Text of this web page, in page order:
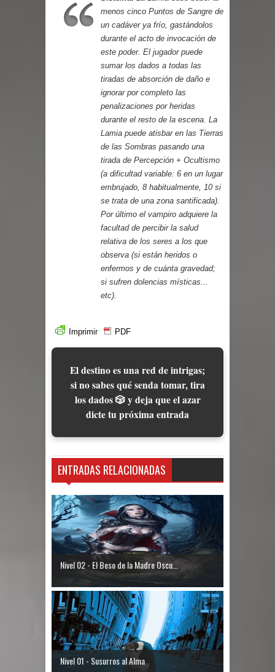
Parte 03: Reflexiones
menos cinco Puntos de Sangre de
un cadáver ya frío, gastándolos
durante el acto de invocación de
este poder. El jugador puede
sumar los dados a todas las
tiradas de absorción de daño e
ignorar por completo las
penalizaciones por heridas
durante el resto de la escena. La
Lamia puede atisbar en las Tierras
de las Sombras pasando una
tirada de Percepción + Ocultismo
(a dificultad variable: 6 en un lugar
embrujado, 8 habitualmente, 10 si
se trata de una zona santificada).
Por último el vampiro adquiere la
facultad de percibir la salud
relativa de los seres a los que
observa (si están heridos o
enfermos y de cuánta gravedad;
si sufren dolencias místicas...
etc).
Imprimir PDF
El destino es una red de intrigas;
si no sabes qué senda tomar, tira
los dados 🎲 y deja que el azar
dicte tu próxima entrada
ENTRADAS RELACIONADAS
Nivel 02 - El Beso de la Madre Oscu...
Nivel 01 - Susurros al Alma